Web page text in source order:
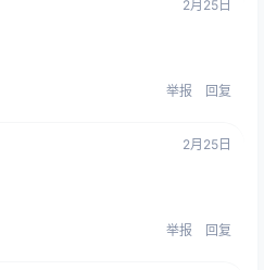
2月25日
举报 回复
2月25日
举报 回复